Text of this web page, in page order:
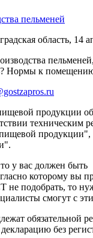
пельменей
область, 14
Нормы к
продукции
техническим
у вас должен быть
которому вы
подобрать, то
смогут с
обязательной
без